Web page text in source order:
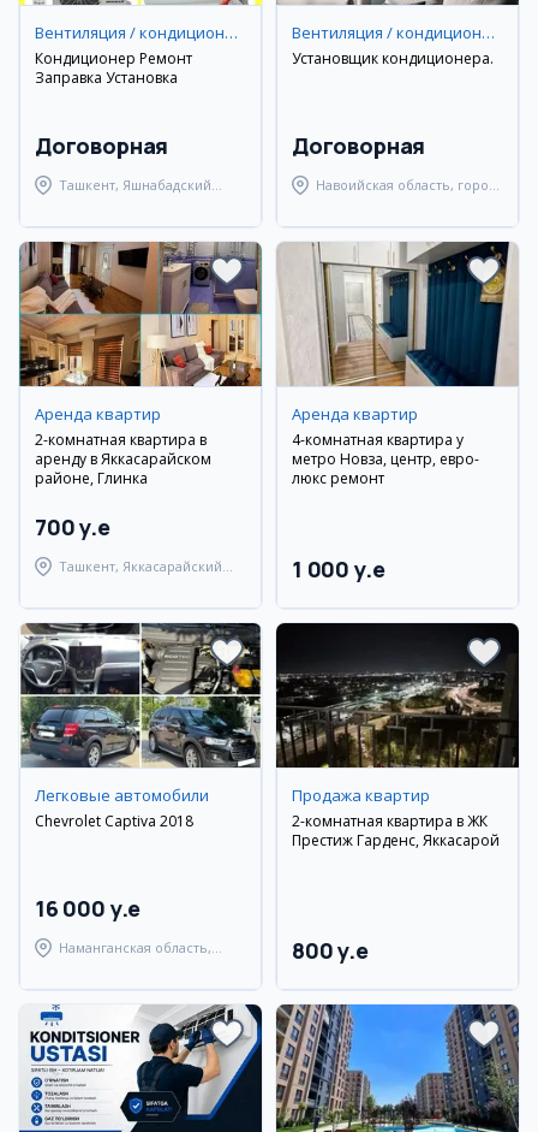
Вентиляция / кондиционирование
Кондиционер Ремонт
Заправка Установка
Договорная
Ташкент, Яшнабадский
Вентиляция / кондиционирование
Установщик кондиционера.
Договорная
Навоийская область, город
Аренда квартир
2-комнатная квартира в
аренду в Яккасарайском
районе, Глинка
700 y.e
Ташкент, Яккасарайский
Аренда квартир
4-комнатная квартира у
метро Новза, центр, евро-
люкс ремонт
1 000 y.e
Легковые автомобили
Chevrolet Captiva 2018
16 000 y.e
Наманганская область,
Продажа квартир
2-комнатная квартира в ЖК
Престиж Гарденс, Яккасарой
800 y.e